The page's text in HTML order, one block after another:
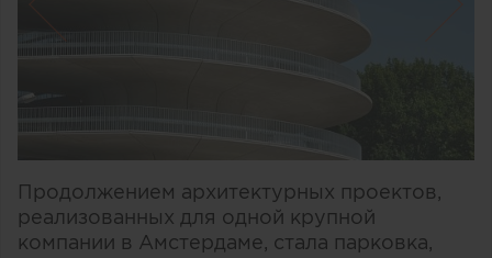
Продолжением архитектурных проектов,
реализованных для одной крупной
компании в Амстердаме, стала парковка,